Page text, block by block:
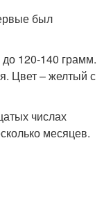
был
120-140 грамм.
Цвет – желтый с
числах
месяцев.